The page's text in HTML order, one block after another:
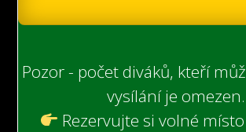
Pozor - počet diváků, kteří
vysílání je omezen.
Rezervujte si volné místo